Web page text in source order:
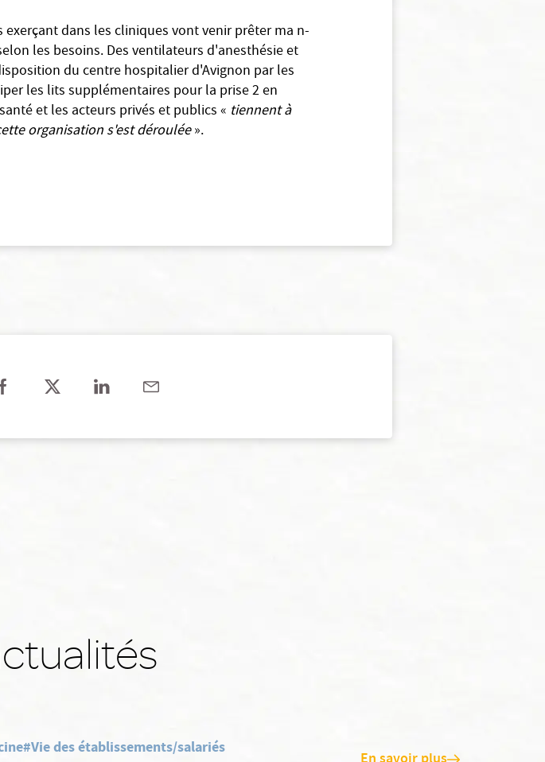
dans les cliniques vont venir prêter ma n-
les besoins. Des ventilateurs d'anesthésie et
du centre hospitalier d'Avignon par les
les lits supplémentaires pour la prise 2 en
et les acteurs privés et publics « tiennent à
organisation s'est déroulée».
#Vie des établissements/salariés